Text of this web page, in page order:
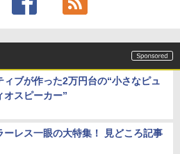
ィブが作った2万円台の“小さなピュ
オスピーカー”
ーレス一眼の大特集！ 見どころ記事